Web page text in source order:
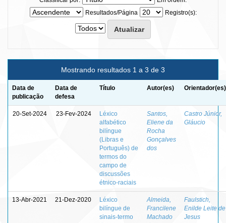
Resultados/Página
Registro(s):
Mostrando resultados 1 a 3 de 3
Data de
publicação
Data de
defesa
Título Autor(es) Orientador(es)
20-Set-2024 23-Fev-2024
Léxico
alfabético
bilíngue
(Libras e
Português) de
termos do
campo de
discussões
étnico-raciais
Santos,
Eliene da
Rocha
Gonçalves
dos
Castro Júnior,
Gláucio
13-Abr-2021 21-Dez-2020
Léxico
bilíngue de
sinais-termo
Almeida,
Francilene
Machado
Faulstich,
Enilde Leite de
Jesus